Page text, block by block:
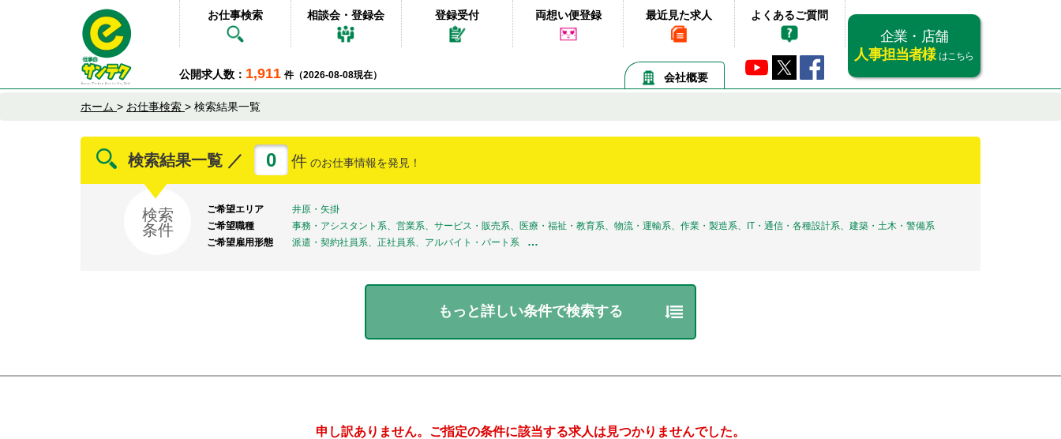
お仕事検索 相談会・登録会 登録受付 両想い便登録 最近見た求人 よくあるご質問
企業・店舗
人事担当者様 はこちら
公開求人数： 1,911 件（2026-08-08現在） 会社概要
ホーム > お仕事検索 > 検索結果一覧
検索結果一覧 ／ 0 件 のお仕事情報を発見！
検索
条件
ご希望エリア
井原・矢掛
ご希望職種
事務・アシスタント系、営業系、サービス・販売系、医療・福祉・教育系、物流・運輸系、作業・製造系、IT・通信・各種設計系、建築・土木・警備系
ご希望雇用形態
派遣・契約社員系、正社員系、アルバイト・パート系 …
もっと詳しい条件で検索する
申し訳ありません。ご指定の条件に該当する求人は見つかりませんでした。